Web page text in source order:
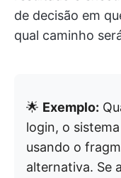
de decisão em
qual caminho
🌟 Exemplo:
login, o
usando o
alternativa. Se